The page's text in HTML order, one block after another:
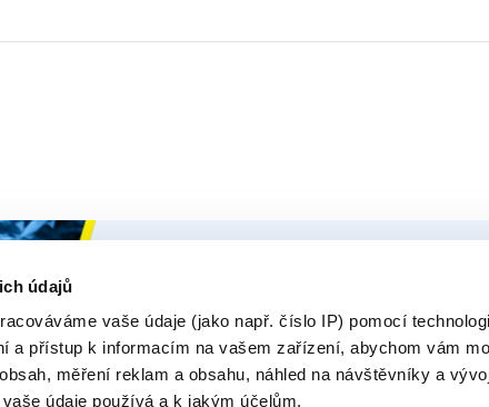
údajů
vaše údaje (jako např. číslo IP) pomocí
a přístup k informacím na vašem zařízení, abychom vám
měření reklam a obsahu, náhled na návštěvníky a
údaje používá a k jakým účelům.
O Značce Ceys
Tipy a triky
Vyrob si sám
E-rádce